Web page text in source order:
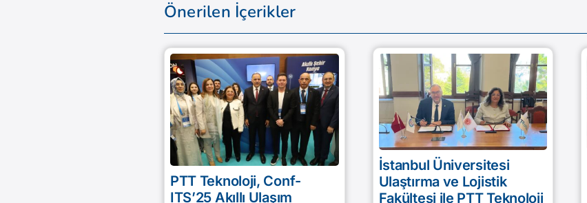
Önerilen İçerikler
PTT Teknoloji, Conf-
ITS’25 Akıllı Ulaşım
İstanbul Üniversitesi
Ulaştırma ve Lojistik
Fakültesi ile PTT Teknoloji